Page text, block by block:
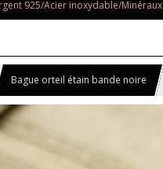
925/Acier inoxydable/Minéraux
Bague orteil étain bande noire